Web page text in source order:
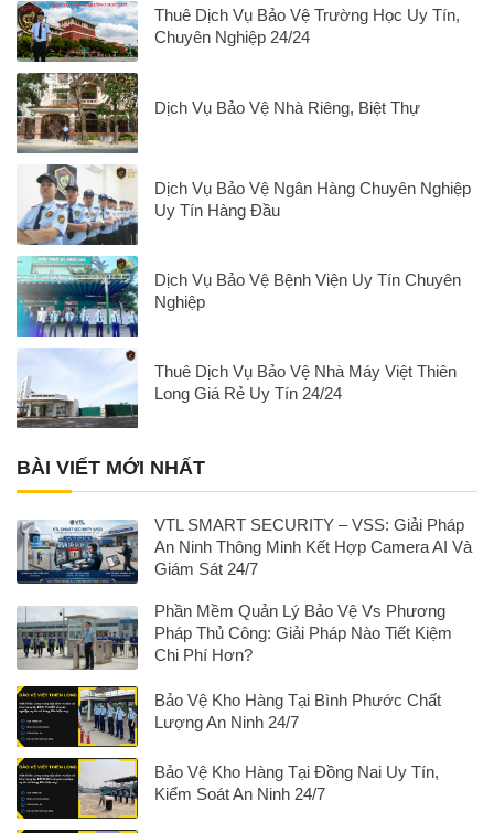
Thuê Dịch Vụ Bảo Vệ Trường Học Uy Tín,
Chuyên Nghiệp 24/24
Dịch Vụ Bảo Vệ Nhà Riêng, Biệt Thự
Dịch Vụ Bảo Vệ Ngân Hàng Chuyên Nghiệp
Uy Tín Hàng Đầu
Dịch Vụ Bảo Vệ Bệnh Viện Uy Tín Chuyên
Nghiệp
Thuê Dịch Vụ Bảo Vệ Nhà Máy Việt Thiên
Long Giá Rẻ Uy Tín 24/24
BÀI VIẾT MỚI NHẤT
VTL SMART SECURITY – VSS: Giải Pháp
An Ninh Thông Minh Kết Hợp Camera AI Và
Giám Sát 24/7
Phần Mềm Quản Lý Bảo Vệ Vs Phương
Pháp Thủ Công: Giải Pháp Nào Tiết Kiệm
Chi Phí Hơn?
Bảo Vệ Kho Hàng Tại Bình Phước Chất
Lượng An Ninh 24/7
Bảo Vệ Kho Hàng Tại Đồng Nai Uy Tín,
Kiểm Soát An Ninh 24/7